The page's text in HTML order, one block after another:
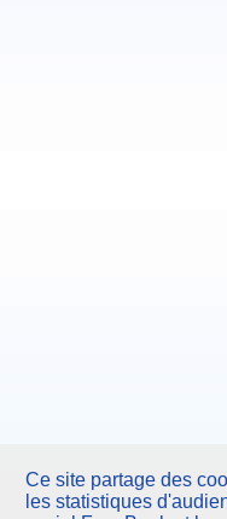
Ce site partage des
les statistiques